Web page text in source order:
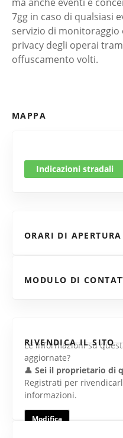
7gg in caso di qualsiasi
servizio di
privacy degli operai
offuscamento volti.
MAPPA
Indicazioni stradali
ORARI DI APERTURA
MODULO DI
RIVENDICA IL SITO
Le informazioni su
aggiornate?
👤 Sei il proprietario di
Registrati per
informazioni.
Modifica